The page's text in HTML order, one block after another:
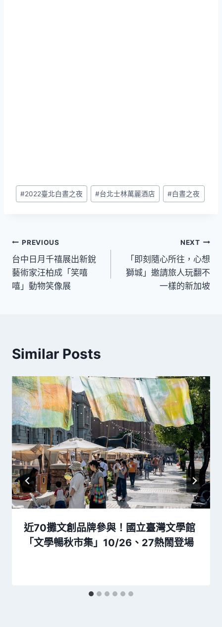
Post
Tags:
#2022臺北白晝之夜 #台北士林萬麗酒店 #白晝之夜
文
章
導
PREVIOUS
台中日月千禧展出新銳
藝術家汪柏成「笑嘻
嘻」動物笑像展
NEXT
「即刻隨心所往，心想
獅城」邀請旅人玩翻不
一樣的新加坡
Similar Posts
近70攤文創品牌參與！國立臺灣文學館
「文學暢秋市集」10/26、27熱鬧登場